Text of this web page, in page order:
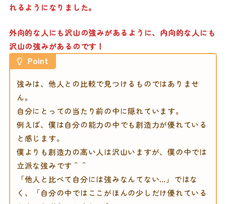
れるようになりました。
外向的な人にも沢山の強みがあるように、内向的な人にも
沢山の強みがあるのです！
Point
強みは、他人との比較で見つけるものではありませ
ん。
自分にとっての当たり前の中に隠れています。
例えば、僕は自分の能力の中でも創造力が優れている
と感じます。
僕よりも創造力の高い人は沢山いますが、僕の中では
立派な強みです＾＾
「他人と比べて自分には強みなんてない…」ではな
く、「自分の中ではここがほんの少しだけ優れている